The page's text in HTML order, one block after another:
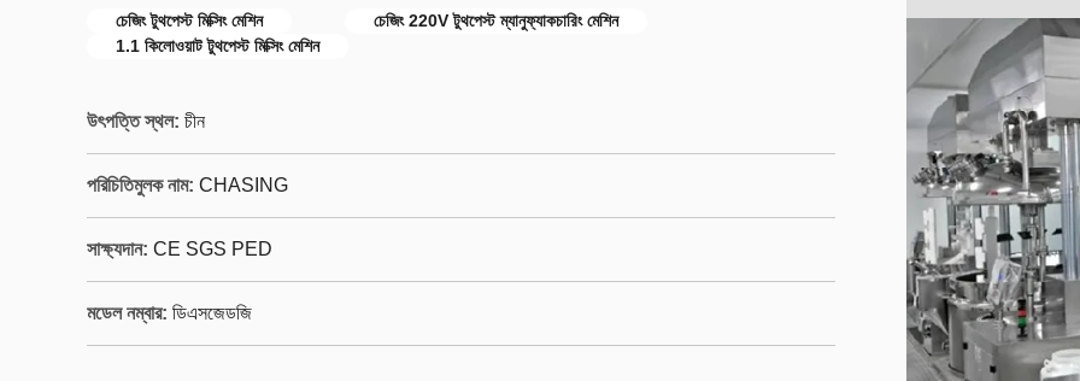
চেজিং টুথপেস্ট মিক্সিং মেশিন
চেজিং 220V টুথপেস্ট ম্যানুফ্যাকচারিং মেশিন
1.1 কিলোওয়াট টুথপেস্ট মিক্সিং মেশিন
উৎপত্তি স্থল: চীন
পরিচিতিমুলক নাম: CHASING
সাক্ষ্যদান: CE SGS PED
মডেল নম্বার: ডিএসজেডজি